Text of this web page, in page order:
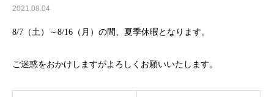
2021.08.04
8/7（土）～8/16（月）の間、夏季休暇となります。
ご迷惑をおかけしますがよろしくお願いいたします。